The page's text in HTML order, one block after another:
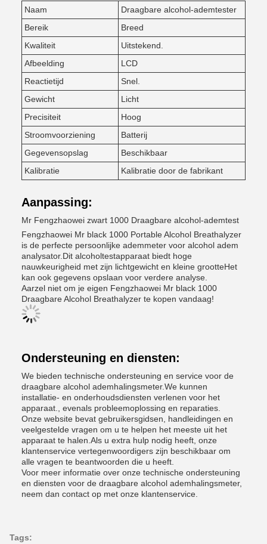
Naam
Draagbare alcohol-ademtester
Bereik
Breed
Kwaliteit
Uitstekend.
Afbeelding
LCD
Reactietijd
Snel.
Gewicht
Licht
Precisiteit
Hoog
Stroomvoorziening
Batterij
Gegevensopslag
Beschikbaar
Kalibratie
Kalibratie door de fabrikant
Aanpassing:
Mr Fengzhaowei zwart 1000 Draagbare alcohol-ademtest
Fengzhaowei Mr black 1000 Portable Alcohol Breathalyzer
is de perfecte persoonlijke ademmeter voor alcohol adem
analysator.Dit alcoholtestapparaat biedt hoge
nauwkeurigheid met zijn lichtgewicht en kleine grootteHet
kan ook gegevens opslaan voor verdere analyse.
Aarzel niet om je eigen Fengzhaowei Mr black 1000
Draagbare Alcohol Breathalyzer te kopen vandaag!
Ondersteuning en diensten:
We bieden technische ondersteuning en service voor de
draagbare alcohol ademhalingsmeter.We kunnen
installatie- en onderhoudsdiensten verlenen voor het
apparaat., evenals probleemoplossing en reparaties.
Onze website bevat gebruikersgidsen, handleidingen en
veelgestelde vragen om u te helpen het meeste uit het
apparaat te halen.Als u extra hulp nodig heeft, onze
klantenservice vertegenwoordigers zijn beschikbaar om
alle vragen te beantwoorden die u heeft.
Voor meer informatie over onze technische ondersteuning
en diensten voor de draagbare alcohol ademhalingsmeter,
neem dan contact op met onze klantenservice.
Tags: